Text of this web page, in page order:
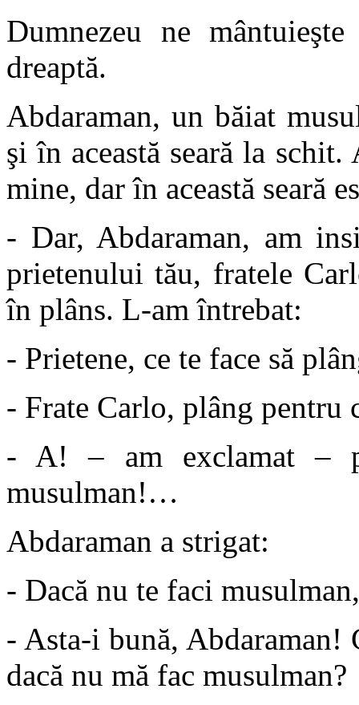
Dumnezeu ne
dreaptă.
Abdaraman, un băiat
şi în această seară la
mine, dar în această seară
- Dar, Abdaraman, am
prietenului tău, fratele
în plâns. L-am întrebat:
- Prietene, ce te face să
- Frate Carlo, plâng pentru
- A! – am exclamat –
musulman!…
Abdaraman a strigat:
- Dacă nu te faci
- Asta-i bună, Abdaraman!
dacă nu mă fac musulman?